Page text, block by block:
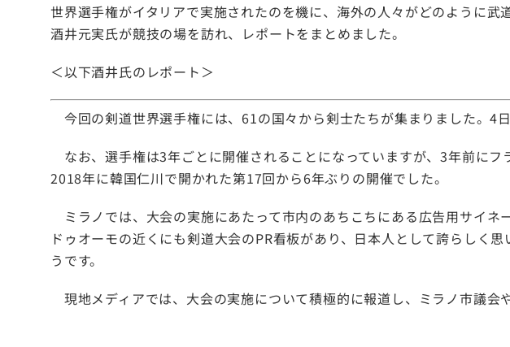
世界選手権がイタリアで実施されたのを機に、海外の人々がどのように
酒井元実氏が競技の場を訪れ、レポートをまとめました。
＜以下酒井氏のレポート＞
今回の剣道世界選手権には、61の国々から剣士たちが集まりました。4
なお、選手権は3年ごとに開催されることになっていますが、3年前に
2018年に韓国仁川で開かれた第17回から6年ぶりの開催でした。
ミラノでは、大会の実施にあたって市内のあちこちにある広告用サイ
ドゥオーモの近くにも剣道大会のPR看板があり、日本人として誇らしく
うです。
現地メディアでは、大会の実施について積極的に報道し、ミラノ市議会